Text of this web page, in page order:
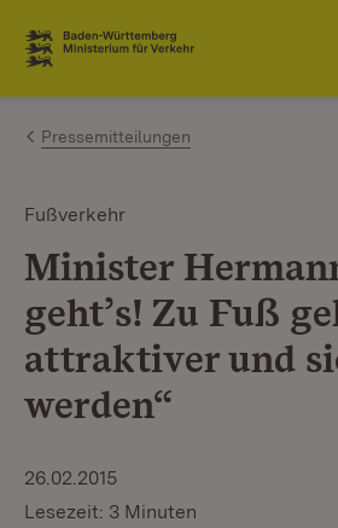
Zum Inhalt springen
Link zur Startseite
Pressemitteilungen
Fußverkehr
Minister
geht’s! Zu Fuß
attraktiver und
werden“
26.02.2015
Lesezeit: 3 Minuten